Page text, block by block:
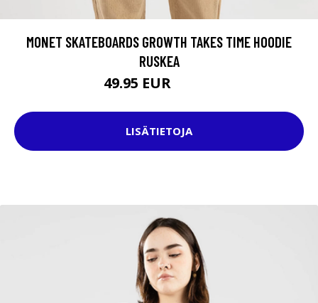
MONET SKATEBOARDS GROWTH TAKES TIME HOODIE
RUSKEA
49.95 EUR
LISÄTIETOJA